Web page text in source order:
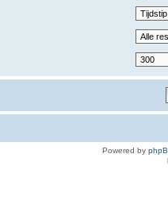
Powered by